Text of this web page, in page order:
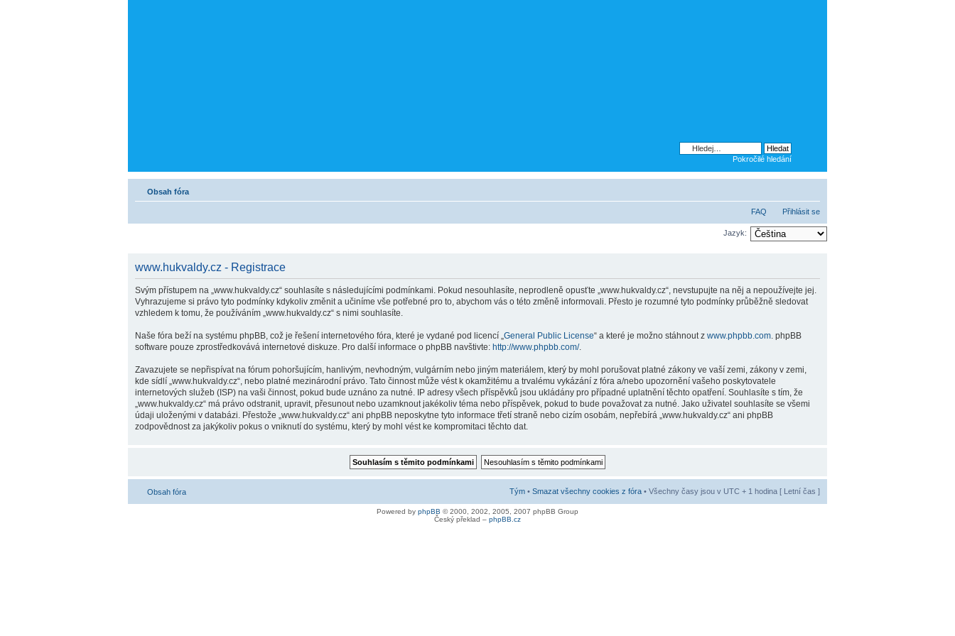
Pokročilé hledání
Obsah fóra
FAQ Přihlásit se
Jazyk:
www.hukvaldy.cz - Registrace
Svým přístupem na „www.hukvaldy.cz“ souhlasíte s následujícími podmínkami. Pokud nesouhlasíte, neprodleně opusťte „www.hukvaldy.cz“, nevstupujte na něj a nepoužívejte jej.
Vyhrazujeme si právo tyto podmínky kdykoliv změnit a učiníme vše potřebné pro to, abychom vás o této změně informovali. Přesto je rozumné tyto podmínky průběžně sledovat
vzhledem k tomu, že používáním „www.hukvaldy.cz“ s nimi souhlasíte.
Naše fóra beží na systému phpBB, což je řešení internetového fóra, které je vydané pod licencí „ General Public License“ a které je možno stáhnout z www.phpbb.com . phpBB
software pouze zprostředkovává internetové diskuze. Pro další informace o phpBB navštivte: http://www.phpbb.com/.
Zavazujete se nepřispívat na fórum pohoršujícím, hanlivým, nevhodným, vulgárním nebo jiným materiálem, který by mohl porušovat platné zákony ve vaší zemi, zákony v zemi,
kde sídlí „www.hukvaldy.cz“, nebo platné mezinárodní právo. Tato činnost může vést k okamžitému a trvalému vykázání z fóra a/nebo upozornění vašeho poskytovatele
internetových služeb (ISP) na vaši činnost, pokud bude uznáno za nutné. IP adresy všech příspěvků jsou ukládány pro případné uplatnění těchto opatření. Souhlasíte s tím, že
„www.hukvaldy.cz“ má právo odstranit, upravit, přesunout nebo uzamknout jakékoliv téma nebo příspěvek, pokud to bude považovat za nutné. Jako uživatel souhlasíte se všemi
údaji uloženými v databázi. Přestože „www.hukvaldy.cz“ ani phpBB neposkytne tyto informace třetí straně nebo cizím osobám, nepřebírá „www.hukvaldy.cz“ ani phpBB
zodpovědnost za jakýkoliv pokus o vniknutí do systému, který by mohl vést ke kompromitaci těchto dat.
Obsah fóra Tým • Smazat všechny cookies z fóra • Všechny časy jsou v UTC + 1 hodina [ Letní čas ]
Powered by phpBB © 2000, 2002, 2005, 2007 phpBB Group
Český překlad – phpBB.cz